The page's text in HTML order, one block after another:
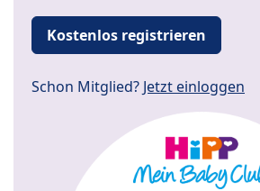
Kostenlos registrieren
Schon Mitglied? Jetzt einloggen